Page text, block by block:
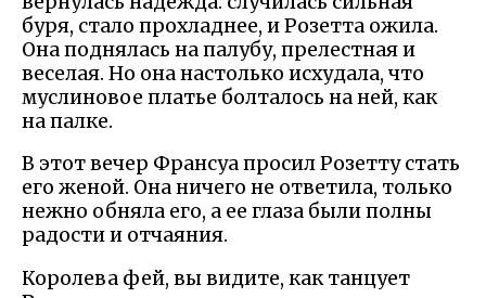
буря, стало прохладнее, и Розетта ожила.
Она поднялась на палубу, прелестная и
веселая. Но она настолько исхудала, что
муслиновое платье болталось на ней, как
на палке.
В этот вечер Франсуа просил Розетту стать
его женой. Она ничего не ответила, только
нежно обняла его, а ее глаза были полны
радости и отчаяния.
Королева фей, вы видите, как танцует